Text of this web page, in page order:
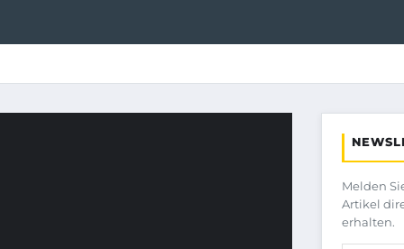
Melden
Artikel
erhalten.